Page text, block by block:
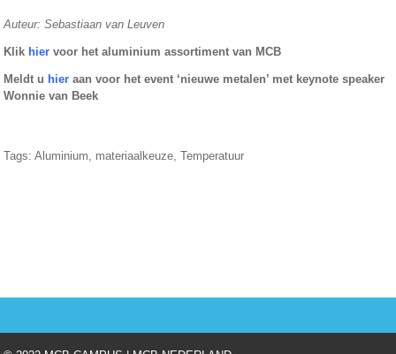
Auteur: Sebastiaan van Leuven
Klik hier voor het aluminium assortiment van MCB
Meldt u hier aan voor het event ‘nieuwe metalen’ met keynote speaker
Wonnie van Beek
Tags: Aluminium, materiaalkeuze, Temperatuur